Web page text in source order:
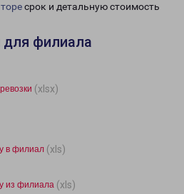
срок и детальную стоимость
филиала
(xlsx)
в филиал (xls)
из филиала (xls)